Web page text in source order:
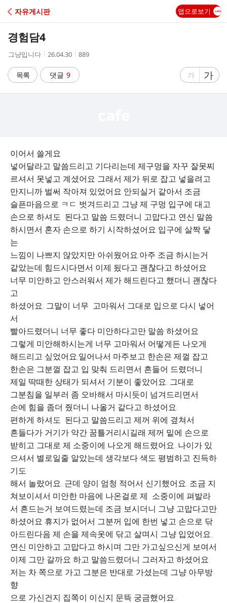
C
A
자유게시판 앱으로보기
경험담4
작
자
그냥입니다
작
시
간
26.04.30
조
수
889
목록 댓글 9
글
가
글
자
가
이어서 쓸게요
넣어달라고 말씀드리고 기다리는데 제구멍을 자꾸 잘못찌
르셔서 못넣고 계셨어요 그래서 제가 뒤로 잡고 넣을려고
만지니까 벌써 작아져 있었어요 안되실거 같아서 조금
슬픈마음으로 ㅋㄷ 벗겨드리고 그냥 제 구멍 입구에 대고
손으로 하셔도 된다고 말씀 드렸더니 고맙다고 연신 말씀
하시면서 혼자 손으로 하기 시작하셨어요 입구에 살짝 닿
는
느낌이 나쁘지 않았지만 아쉬웠어요.아주 조금 하시는거
같았는데 힘드시다면서 이제 됬다고 괜찮다고 하셨어요
너무 미안하고 안스러워서 제가 해드린다고 했더니 괜찮다
고
하셨어요. 그말이 너무 고마워서 그대로 입으로 다시 넣어
서
빨아드렸더니 너무 좋다 미안하다고만 말씀 하셨어요
그렇게 미안해하시는게 너무 고마워서 어떻게든 나오게
해드리고 싶었어요.일어나서 마주보고 한손은 제껄 잡고
한손은 그분껄 잡고 입 맞춰 드리면서 흔들어 드렸더니
제일 딱때한 상태가 되셔서 기분이 좋았어요. 그대로
그분침을 일부러 좀 오바해서 마시듯이 넘겨드리면서
손에 힘을 좀더 줬더니 나올거 같다고 하셨어요.
편하게 하셔도 된다고 말씀드리고 제꺼 위에 곂쳐서
흔들다가 거기가 약간 꿈틀거리시길래 제꺼 밑에 손으로
받히고 그대로 제 소중이에 나오게 해드렸어요. 나이가 있
으셔서 별로일줄 알았는데 생각보다 색도 평범하고 진득하
기도
해서 놀랐어요. 근데 양이 엄청 적어서 신기했어요. 조금 지
쳐보이셔서 미안한 마음에 나온걸로 제 소중이에 펴발라
서 흔드는거 보여드렸는데 조금 보시더니 그냥 고맙다고만
하셨어요 휴지가 없어서 그분꺼 입에 한번 넣고 손으로 닦
아드린다음 제 손을 제속옷에 닦고 살며시 그냥 입었어요.
연신 미안하고 고맙다고 하시며 그만 가고싶으신게 보여서
이제 그만 갈까요 하고 말씀드렸더니 그러자고 하셨어요
저는 차 쪽으로 가고 그분은 반대로 가셨는데 그냥 아무방
향
으로 가신건지 집쪽이 이신지 문뜩 궁금했어요.